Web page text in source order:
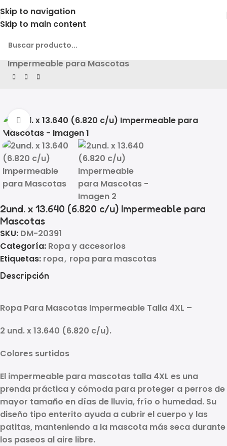
Skip to navigation
Skip to main content
Inicio Producto 2und. x 13.640 (6.820 c/u)
Impermeable para Mascotas
Click to enlarge
2und. x 13.640 (6.820 c/u) Impermeable para
Mascotas
SKU: DM-20391
Categoría: Ropa y accesorios
Etiquetas: ropa, ropa para mascotas
Descripción
Ropa Para Mascotas Impermeable Talla 4XL –
2 und. x 13.640 (6.820 c/u).
Colores surtidos
El impermeable para mascotas talla 4XL es una
prenda práctica y cómoda para proteger a perros de
mayor tamaño en días de lluvia, frío o humedad. Su
diseño tipo enterito ayuda a cubrir el cuerpo y las
patitas, manteniendo a la mascota más seca durante
los paseos al aire libre.